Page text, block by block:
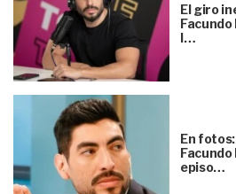
El giro
l…
En
episo…